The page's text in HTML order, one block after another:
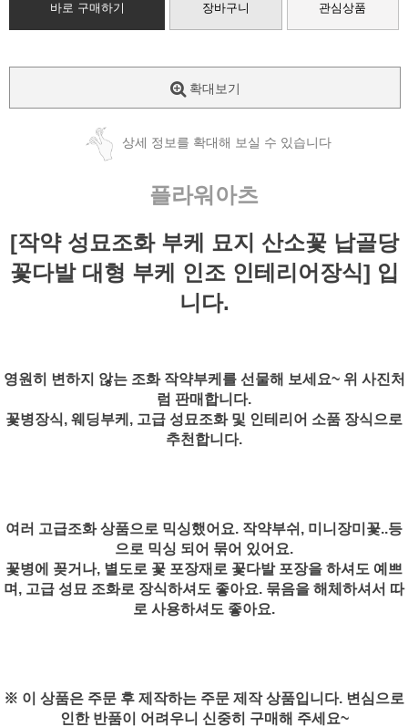
바로 구매하기 장바구니 관심상품
확대보기
상세 정보를 확대해 보실 수 있습니다
플라워아츠
[작약 성묘조화 부케 묘지 산소꽃 납골당
꽃다발 대형 부케 인조 인테리어장식] 입
니다.
영원히 변하지 않는 조화 작약부케를 선물해 보세요~ 위 사진처
럼 판매합니다.
꽃병장식, 웨딩부케, 고급 성묘조화 및 인테리어 소품 장식으로
추천합니다.
여러 고급조화 상품으로 믹싱했어요. 작약부쉬, 미니장미꽃..등
으로 믹싱 되어 묶어 있어요.
꽃병에 꽂거나, 별도로 꽃 포장재로 꽃다발 포장을 하셔도 예쁘
며, 고급 성묘 조화로 장식하셔도 좋아요. 묶음을 해체하셔서 따
로 사용하셔도 좋아요.
※ 이 상품은 주문 후 제작하는 주문 제작 상품입니다. 변심으로
인한 반품이 어려우니 신중히 구매해 주세요~